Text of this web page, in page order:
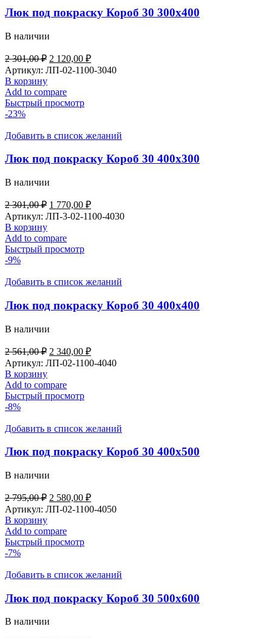
Люк под покраску Короб 30 300х400
В наличии
2 301,00₽ 2 120,00 ₽
Артикул: ЛП-02-1100-3040
В корзину
Add to compare
Быстрый просмотр
-23%
Добавить в список желаний
Люк под покраску Короб 30 400х300
В наличии
2 301,00₽ 1 770,00 ₽
Артикул: ЛП-3-02-1100-4030
В корзину
Add to compare
Быстрый просмотр
-9%
Добавить в список желаний
Люк под покраску Короб 30 400х400
В наличии
2 561,00₽ 2 340,00 ₽
Артикул: ЛП-02-1100-4040
В корзину
Add to compare
Быстрый просмотр
-8%
Добавить в список желаний
Люк под покраску Короб 30 400х500
В наличии
2 795,00₽ 2 580,00 ₽
Артикул: ЛП-02-1100-4050
В корзину
Add to compare
Быстрый просмотр
-7%
Добавить в список желаний
Люк под покраску Короб 30 500х600
В наличии